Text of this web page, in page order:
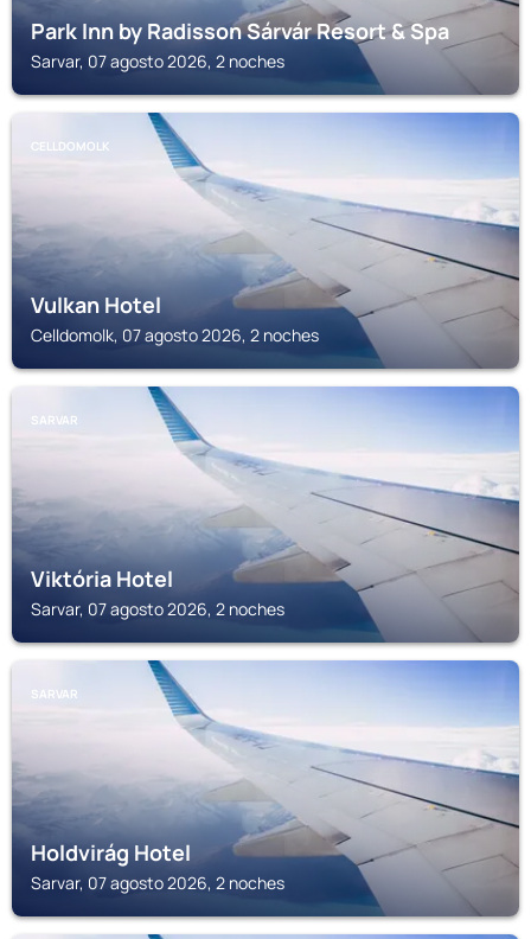
Park Inn by Radisson Sárvár Resort & Spa
Sarvar, 07 agosto 2026, 2 noches
CELLDOMOLK
Vulkan Hotel
Celldomolk, 07 agosto 2026, 2 noches
SARVAR
Viktória Hotel
Sarvar, 07 agosto 2026, 2 noches
SARVAR
Holdvirág Hotel
Sarvar, 07 agosto 2026, 2 noches